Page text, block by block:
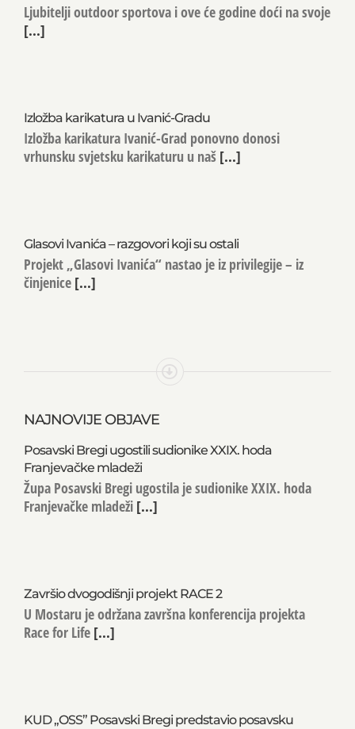
Ljubitelji outdoor sportova i ove će godine doći na svoje
[...]
Izložba karikatura u Ivanić-Gradu
Izložba karikatura Ivanić-Grad ponovno donosi
vrhunsku svjetsku karikaturu u naš [...]
Glasovi Ivanića – razgovori koji su ostali
Projekt „Glasovi Ivanića“ nastao je iz privilegije – iz
činjenice [...]
NAJNOVIJE OBJAVE
Posavski Bregi ugostili sudionike XXIX. hoda
Franjevačke mladeži
Župa Posavski Bregi ugostila je sudionike XXIX. hoda
Franjevačke mladeži [...]
Završio dvogodišnji projekt RACE 2
U Mostaru je održana završna konferencija projekta
Race for Life [...]
KUD „OSS” Posavski Bregi predstavio posavsku